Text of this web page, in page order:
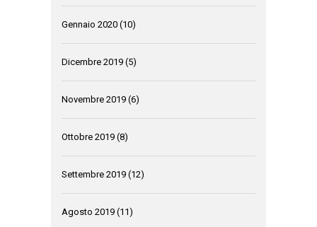
Gennaio 2020 (10)
Dicembre 2019 (5)
Novembre 2019 (6)
Ottobre 2019 (8)
Settembre 2019 (12)
Agosto 2019 (11)